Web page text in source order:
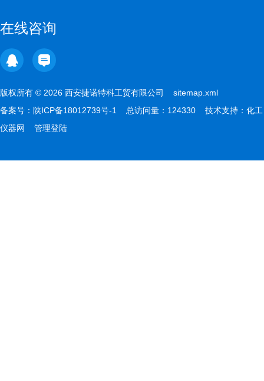
在线咨询
版权所有 © 2026 西安捷诺特科工贸有限公司 sitemap.xml
备案号： 陕ICP备18012739号-1 总访问量：124330 技术支持： 化工
仪器网
管理登陆